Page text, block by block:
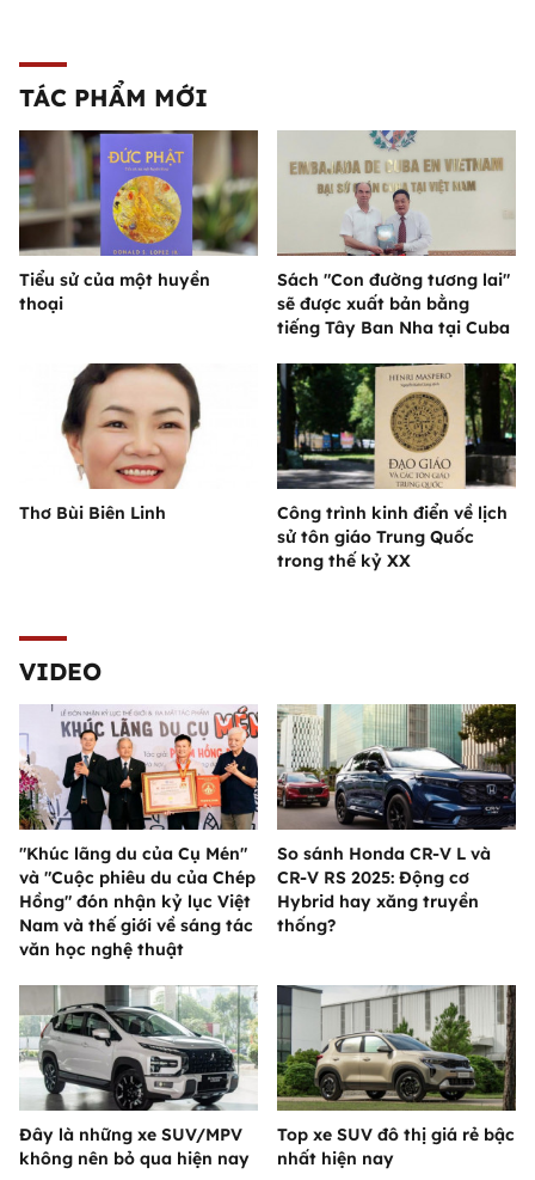
TÁC PHẨM MỚI
Tiểu sử của một huyền
thoại
Sách "Con đường tương lai"
sẽ được xuất bản bằng
tiếng Tây Ban Nha tại Cuba
Thơ Bùi Biên Linh
Công trình kinh điển về lịch
sử tôn giáo Trung Quốc
trong thế kỷ XX
VIDEO
"Khúc lãng du của Cụ Mén"
và "Cuộc phiêu du của Chép
Hồng" đón nhận kỷ lục Việt
Nam và thế giới về sáng tác
văn học nghệ thuật
So sánh Honda CR-V L và
CR-V RS 2025: Động cơ
Hybrid hay xăng truyền
thống?
Đây là những xe SUV/MPV
không nên bỏ qua hiện nay
Top xe SUV đô thị giá rẻ bậc
nhất hiện nay